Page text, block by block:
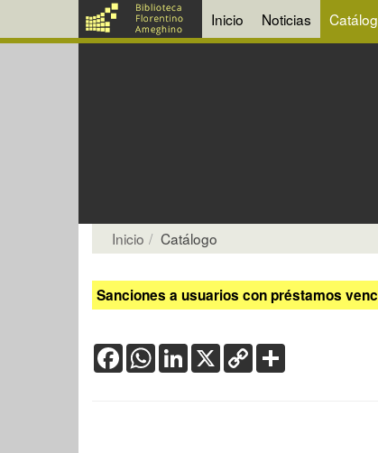
Inicio Noticias
Inicio Catálogo
Sanciones a usuarios con préstamos
FacebookWhatsApp
LinkedIn
X Copy
Link